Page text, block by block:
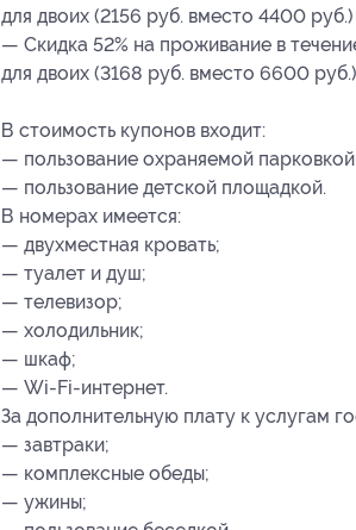
для двоих (2156 руб. вместо 4400 руб.)
— Скидка 52% на проживание в
для двоих (3168 руб. вместо 6600 руб.)
В стоимость купонов входит:
— пользование охраняемой
— пользование детской площадкой.
В номерах имеется:
— двухместная кровать;
— туалет и душ;
— телевизор;
— холодильник;
— шкаф;
— Wi-Fi-интернет.
За дополнительную плату к услугам
— завтраки;
— комплексные обеды;
— ужины;